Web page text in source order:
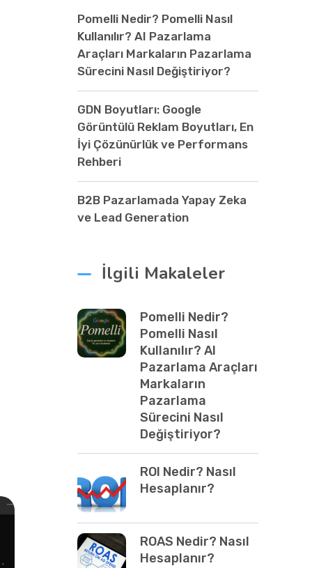
Pomelli Nedir? Pomelli Nasıl
Kullanılır? AI Pazarlama
Araçları Markaların Pazarlama
Sürecini Nasıl Değiştiriyor?
GDN Boyutları: Google
Görüntülü Reklam Boyutları, En
İyi Çözünürlük ve Performans
Rehberi
B2B Pazarlamada Yapay Zeka
ve Lead Generation
İlgili Makaleler
Pomelli Nedir?
Pomelli Nasıl
Kullanılır? AI
Pazarlama Araçları
Markaların
Pazarlama
Sürecini Nasıl
Değiştiriyor?
ROI Nedir? Nasıl
Hesaplanır?
ROAS Nedir? Nasıl
Hesaplanır?